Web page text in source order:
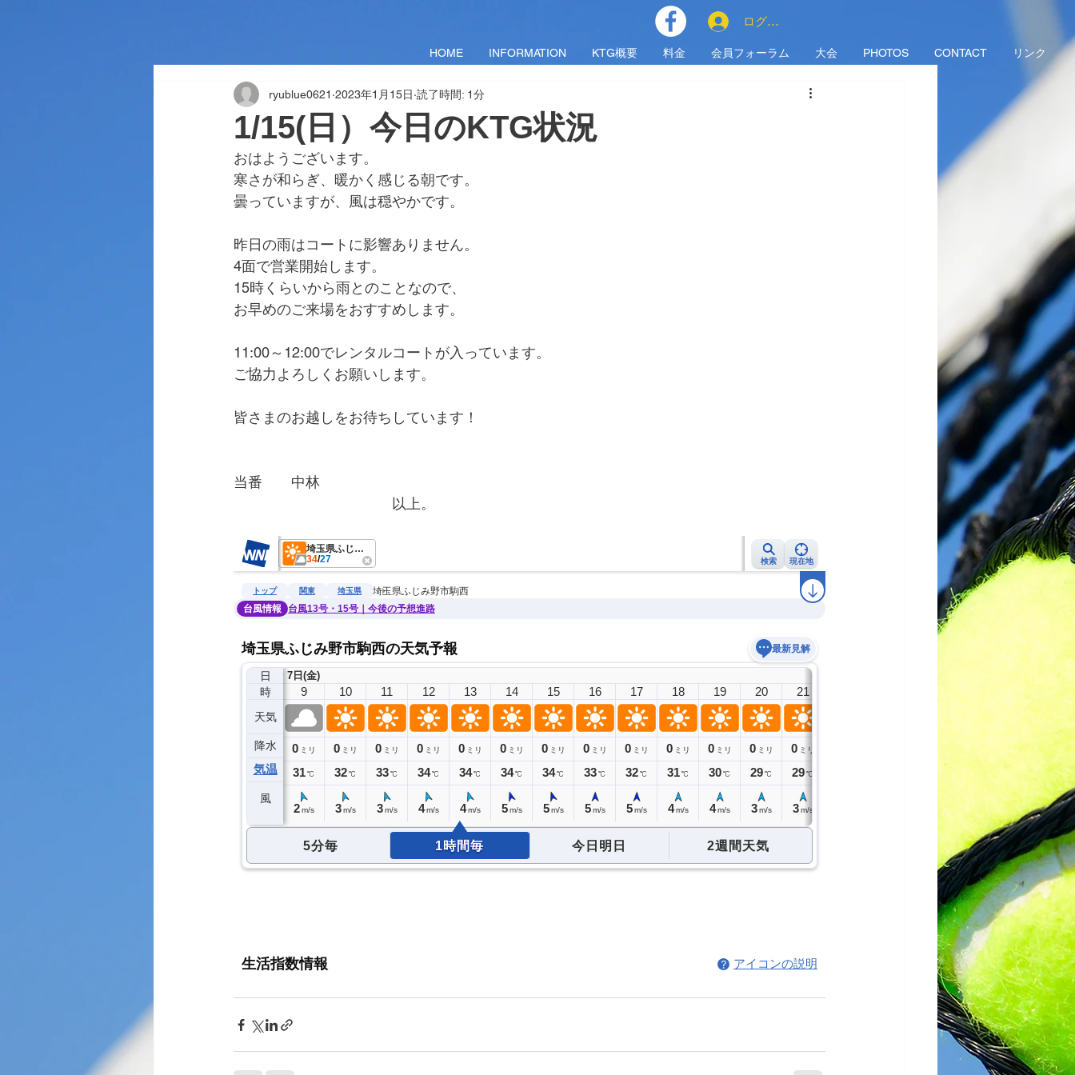
HOME INFORMATION KTG概要 料金 会員フォーラム 大会 PHOTOS CONTACT リンク
ログイン
1/15(日）今日のKTG状況
ryublue0621 2023年1月15日 読了時間: 1分
おはようございます。
寒さが和らぎ、暖かく感じる朝です。
曇っていますが、風は穏やかです。
昨日の雨はコートに影響ありません。
4面で営業開始します。
15時くらいから雨とのことなので、
お早めのご来場をおすすめします。
11:00～12:00でレンタルコートが入っています。
ご協力よろしくお願いします。
皆さまのお越しをお待ちしています！
当番　　中林
以上。